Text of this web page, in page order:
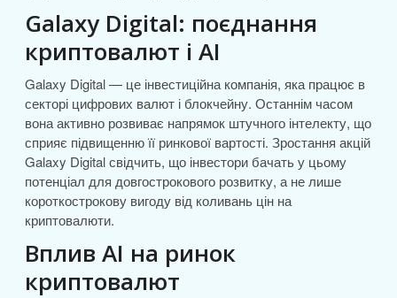
Galaxy Digital: поєднання
криптовалют і AI
Galaxy Digital — це інвестиційна компанія, яка працює в
секторі цифрових валют і блокчейну. Останнім часом
вона активно розвиває напрямок штучного інтелекту, що
сприяє підвищенню її ринкової вартості. Зростання акцій
Galaxy Digital свідчить, що інвестори бачать у цьому
потенціал для довгострокового розвитку, а не лише
короткострокову вигоду від коливань цін на
криптовалюти.
Вплив AI на ринок
криптовалют